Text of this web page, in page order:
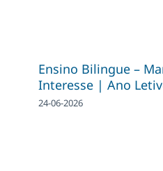
Ensino Bilingue –
Interesse | Ano
24-06-2026